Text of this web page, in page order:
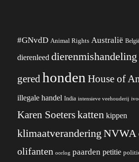
#GNvdD Animal Rights Australië
dierenleed dierenmishandeling
geredhonden House of
illegale handel India intensieve veehouderij
Karen Soeterskatten kippen
klimaatverandering NVWA
olifanten oorlog paarden petitie